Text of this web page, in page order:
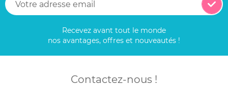
Recevez avant tout le monde
nos avantages, offres et nouveautés !
Contactez-nous !